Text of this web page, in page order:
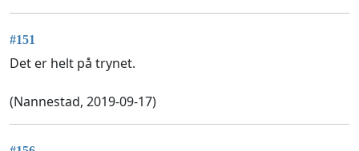
#151
Det er helt på trynet.
(Nannestad, 2019-09-17)